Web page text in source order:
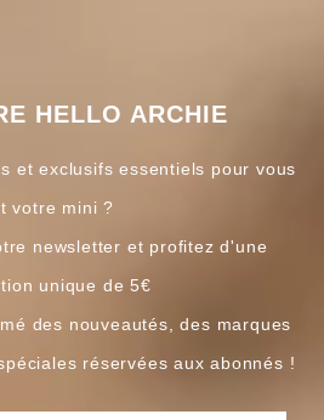
HELLO ARCHIE
et exclusifs essentiels pour vous
votre mini ?
newsletter et profitez d'une
unique de 5€
des nouveautés, des marques
réservées aux abonnés !